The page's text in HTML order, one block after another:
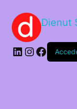
Dienut